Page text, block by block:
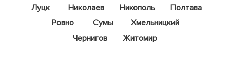
Луцк
Николаев Никополь
Полтава
Ровно
Сумы
Хмельницкий
Чернигов
Житомир